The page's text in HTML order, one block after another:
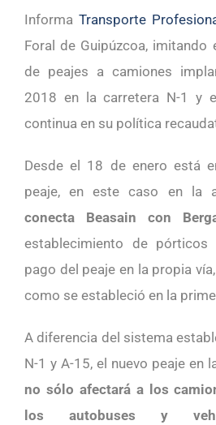
InformaTransporte
Foral de Guipúzcoa,
de peajes a camiones
2018 en la carretera N-1 y
continua en su política
Desde el 18 de enero está
peaje, en este caso en la
conecta Beasain con
establecimiento de
pago del peaje en la propia
como se estableció en la
A diferencia del sistema
N-1 y A-15, el nuevo peaje en
no sólo afectará a los
los autobuses y